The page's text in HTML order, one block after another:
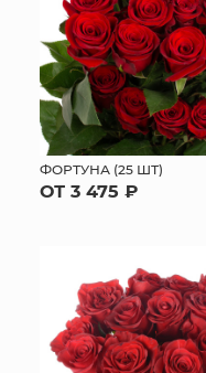
ФОРТУНА (25 ШТ)
ОТ 3 475 ₽